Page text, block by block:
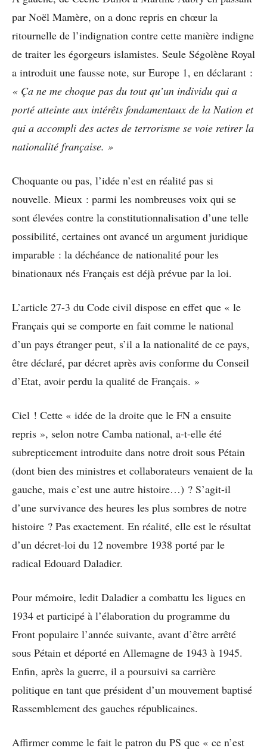
par Noël Mamère, on a donc repris en chœur la
ritournelle de l’indignation contre cette manière indigne
de traiter les égorgeurs islamistes. Seule Ségolène Royal
a introduit une fausse note, sur Europe 1, en déclarant :
« Ça ne me choque pas du tout qu’un individu qui a
porté atteinte aux intérêts fondamentaux de la Nation et
qui a accompli des actes de terrorisme se voie retirer la
nationalité française. »
Choquante ou pas, l’idée n’est en réalité pas si
nouvelle. Mieux : parmi les nombreuses voix qui se
sont élevées contre la constitutionnalisation d’une telle
possibilité, certaines ont avancé un argument juridique
imparable : la déchéance de nationalité pour les
binationaux nés Français est déjà prévue par la loi.
L’article 27-3 du Code civil dispose en effet que « le
Français qui se comporte en fait comme le national
d’un pays étranger peut, s’il a la nationalité de ce pays,
être déclaré, par décret après avis conforme du Conseil
d’Etat, avoir perdu la qualité de Français. »
Ciel ! Cette « idée de la droite que le FN a ensuite
repris », selon notre Camba national, a-t-elle été
subrepticement introduite dans notre droit sous Pétain
(dont bien des ministres et collaborateurs venaient de la
gauche, mais c’est une autre histoire…) ? S’agit-il
d’une survivance des heures les plus sombres de notre
histoire ? Pas exactement. En réalité, elle est le résultat
d’un décret-loi du 12 novembre 1938 porté par le
radical Edouard Daladier.
Pour mémoire, ledit Daladier a combattu les ligues en
1934 et participé à l’élaboration du programme du
Front populaire l’année suivante, avant d’être arrêté
sous Pétain et déporté en Allemagne de 1943 à 1945.
Enfin, après la guerre, il a poursuivi sa carrière
politique en tant que président d’un mouvement baptisé
Rassemblement des gauches républicaines.
Affirmer comme le fait le patron du PS que « ce n’est